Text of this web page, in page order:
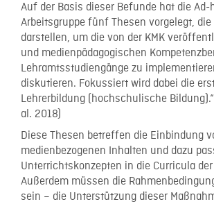
Auf der Basis dieser Befunde hat die Ad-
Arbeitsgruppe fünf Thesen vorgelegt,
darstellen, um die von der KMK
und medienpädagogischen
Lehramtsstudiengänge zu
diskutieren. Fokussiert wird dabei die
Lehrerbildung (hochschulische
al. 2018)
Diese Thesen betreffen die Einbindung
medienbezogenen Inhalten und dazu
Unterrichtskonzepten in die Curricula
Außerdem müssen die
sein – die Unterstützung dieser